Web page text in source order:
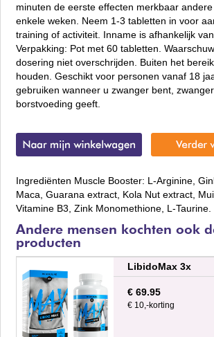
minuten de eerste effecten merkbaar
enkele weken. Neem 1-3 tabletten in voor
training of activiteit. Inname is afhankelijk
Verpakking: Pot met 60 tabletten.
dosering niet overschrijden. Buiten het
houden. Geschikt voor personen vanaf 18
gebruiken wanneer u zwanger bent,
borstvoeding geeft.
Ingrediënten Muscle Booster: L-Arginine,
Maca, Guarana extract, Kola Nut extract,
Vitamine B3, Zink Monomethione, L-Taurine.
Andere mensen kochten ook
producten
LibidoMax 3x
€ 69.95
€ 10,-korting